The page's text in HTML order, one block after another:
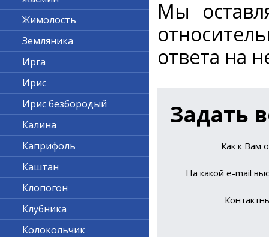
Мы
ответа на
Задать
Как к Вам
На какой е-mail
Жимолость
Земляника
Ирга
Ирис
Ирис безбородый
Калина
Каприфоль
Каштан
Клопогон
Клубника
Колокольчик